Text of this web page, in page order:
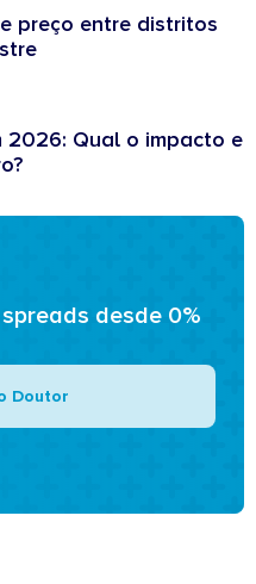
preço entre distritos
2026: Qual o impacto e
desde 0%
Doutor